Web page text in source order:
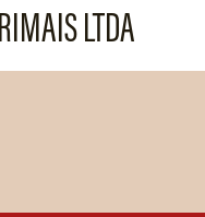
LTDA